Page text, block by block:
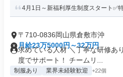
4月1日～新福利厚生制度スタート✅
〒710-0836岡山県倉敷市沖
月給23万5000円～32万円
求めている人材 ＼丁寧な研修あ
度でサポート！ チームリ...
制服あり 業界未経験歓迎 +22個